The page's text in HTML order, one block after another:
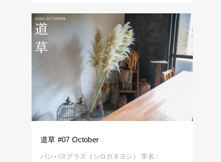
道草 #07 October
パンパスグラス（シロガネヨシ） 学名：